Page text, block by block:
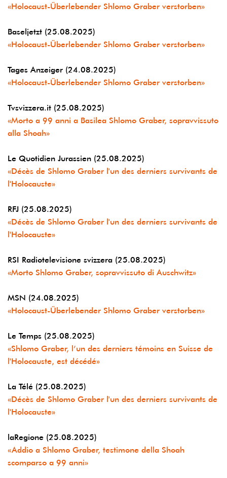
«Holocaust-Überlebender Shlomo Graber verstorben»
Baseljetzt (25.08.2025)
«Holocaust-Überlebender Shlomo Graber verstorben»
Tages Anzeiger (24.08.2025)
«Holocaust-Überlebender Shlomo Graber verstorben»
Tvsvizzera.it (25.08.2025)
«Morto a 99 anni a Basilea Shlomo Graber, sopravvissuto
alla Shoah»
Le Quotidien Jurassien (25.08.2025)
«Décès de Shlomo Graber l'un des derniers survivants de
l'Holocauste»
RFJ (25.08.2025)
«Décès de Shlomo Graber l'un des derniers survivants de
l'Holocauste»
RSI Radiotelevisione svizzera (25.08.2025)
«Morto Shlomo Graber, sopravvissuto di Auschwitz»
MSN (24.08.2025)
«Holocaust-Überlebender Shlomo Graber verstorben»
Le Temps (25.08.2025)
«Shlomo Graber, l’un des derniers témoins en Suisse de
l'Holocauste, est décédé»
La Télé (25.08.2025)
«Décès de Shlomo Graber l'un des derniers survivants de
l'Holocauste»
laRegione (25.08.2025)
«Addio a Shlomo Graber, testimone della Shoah
scomparso a 99 anni»